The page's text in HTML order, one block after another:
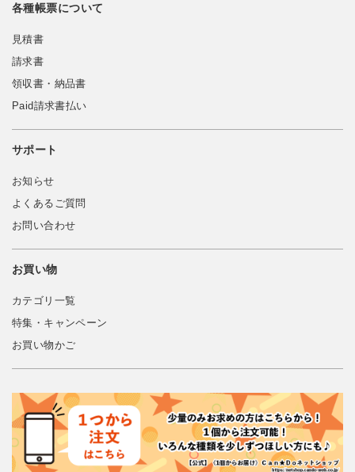
各種帳票について
見積書
請求書
領収書・納品書
Paid請求書払い
サポート
お知らせ
よくあるご質問
お問い合わせ
お買い物
カテゴリ一覧
特集・キャンペーン
お買い物かご